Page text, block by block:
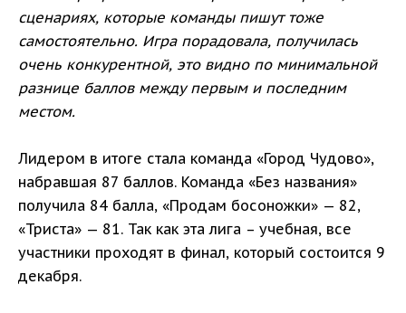
сценариях, которые команды пишут тоже
самостоятельно. Игра порадовала, получилась
очень конкурентной, это видно по минимальной
разнице баллов между первым и последним
местом.
Лидером в итоге стала команда «Город Чудово»,
набравшая 87 баллов. Команда «Без названия»
получила 84 балла, «Продам босоножки» — 82,
«Триста» — 81. Так как эта лига – учебная, все
участники проходят в финал, который состоится 9
декабря.